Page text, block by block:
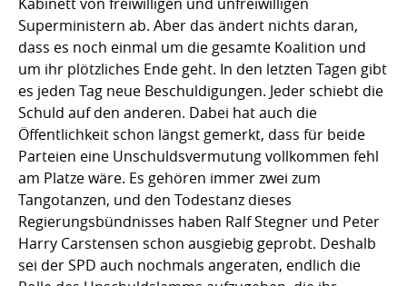
Superministern ab. Aber das ändert nichts daran,
dass es noch einmal um die gesamte Koalition und
um ihr plötzliches Ende geht. In den letzten Tagen gibt
es jeden Tag neue Beschuldigungen. Jeder schiebt die
Schuld auf den anderen. Dabei hat auch die
Öffentlichkeit schon längst gemerkt, dass für beide
Parteien eine Unschuldsvermutung vollkommen fehl
am Platze wäre. Es gehören immer zwei zum
Tangotanzen, und den Todestanz dieses
Regierungsbündnisses haben Ralf Stegner und Peter
Harry Carstensen schon ausgiebig geprobt. Deshalb
sei der SPD auch nochmals angeraten, endlich die